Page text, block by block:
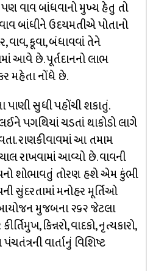
વાવ બાંધવાનો મુખ્ય હેતુ તો
બાંધીને ઉદયમતીએ પોતાનો
વાવ, કૂવા, બંધાવવાં તેને
આવે છે. પૂર્તદાનનો લાભ
મહેતા નોંધે છે.
પાણી સુધી પહોંચી શકાતું.
પગથિયાં ચડતાં થાકોડો લાગે
રાણકીવાવમાં આ તમામ
રાખવામાં આવ્યો છે. વાવની
શોભાવતું તોરણ હશે એમ કુંભી
સુંદરતામાં મનોહર મૂર્તિઓ
મુજબના ૨૬૨ જેટલા
કિન્નરો, વાદકો, નૃત્યકારો,
વાર્તાનું વિશિષ્ટ